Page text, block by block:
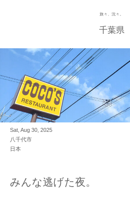
旅々、沈々。
千葉県
Sat, Aug 30, 2025
八千代市
日本
みんな逃げた夜。